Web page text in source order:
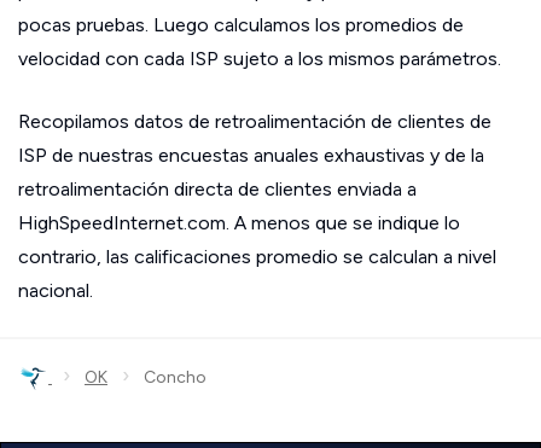
pocas pruebas. Luego calculamos los promedios de
velocidad con cada ISP sujeto a los mismos parámetros.
Recopilamos datos de retroalimentación de clientes de
ISP de nuestras encuestas anuales exhaustivas y de la
retroalimentación directa de clientes enviada a
HighSpeedInternet.com. A menos que se indique lo
contrario, las calificaciones promedio se calculan a nivel
nacional.
› OK › Concho